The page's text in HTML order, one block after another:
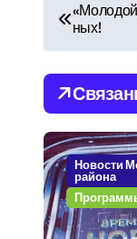
а
в
и
г
а
ц
ных!
Новости
района